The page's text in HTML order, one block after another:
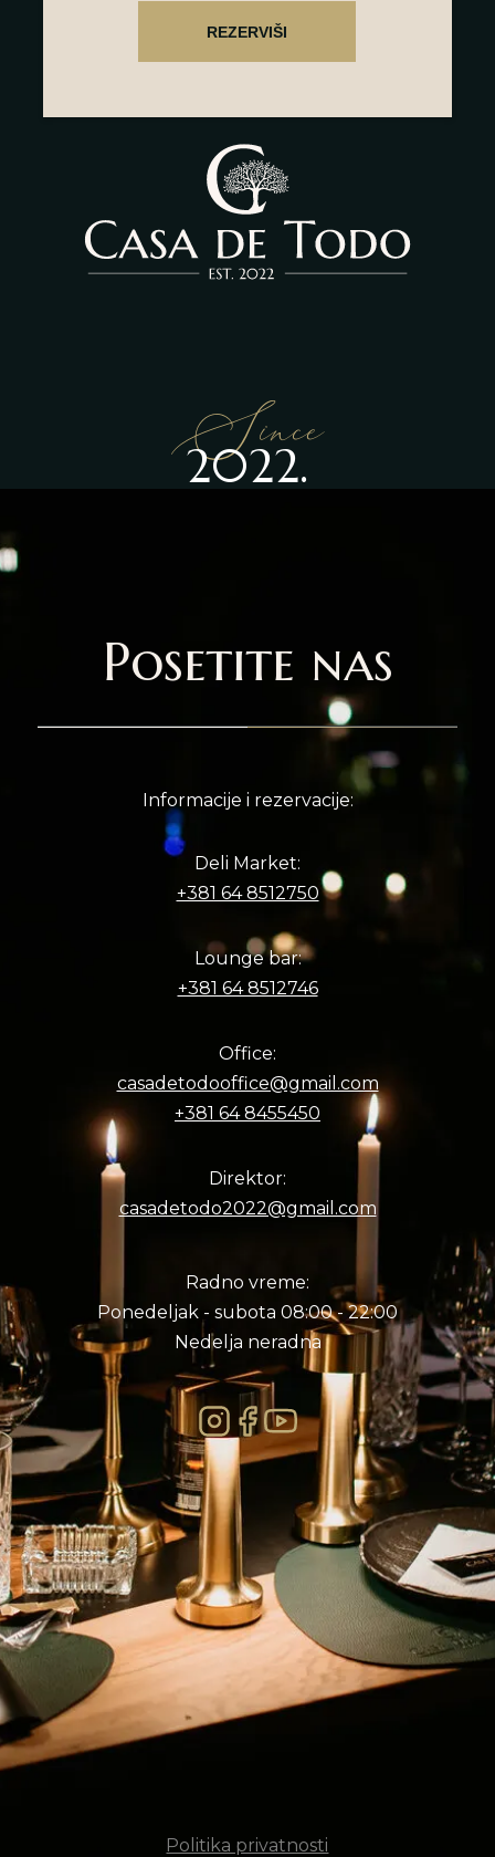
Since
2022.
Posetite nas
Informacije i rezervacije:
Deli Market:
+381 64 8512750
Lounge bar:
+381 64 8512746
Office:
casadetodooffice@gmail.com
+381 64 8455450
Direktor:
casadetodo2022@gmail.com
Radno vreme:
Ponedeljak - subota 08:00 - 22:00
Nedelja neradna
Politika privatnosti